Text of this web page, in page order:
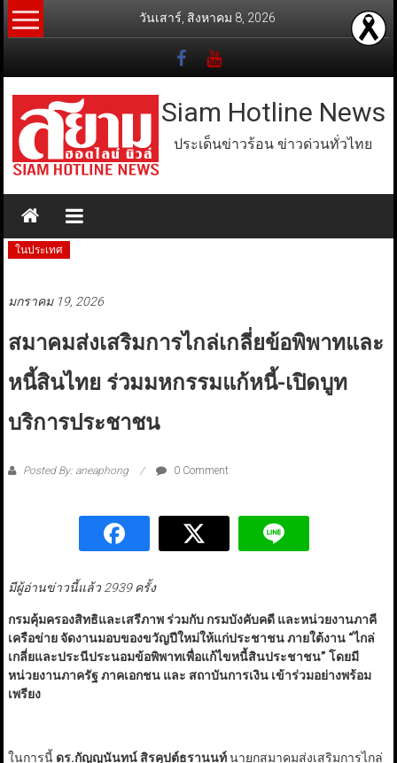
Skip
to
วันเสาร์, สิงหาคม 8, 2026
Siam Hotline News
ประเด็นข่าวร้อน ข่าวด่วนทั่วไทย
ในประเทศ
มกราคม 19, 2026
สมาคมส่งเสริมการไกล่เกลี่ยข้อพิพาทและ
หนี้สินไทย ร่วมมหกรรมแก้หนี้-เปิดบูท
บริการประชาชน
Posted By: aneaphong 0 Comment
มีผู้อ่านข่าวนี้แล้ว 2939 ครั้ง
กรมคุ้มครองสิทธิและเสรีภาพ ร่วมกับ กรมบังคับคดี และหน่วยงานภาคี
เครือข่าย จัดงานมอบของขวัญปีใหม่ให้แก่ประชาชน ภายใต้งาน “ไกล่
เกลี่ยและประนีประนอมข้อพิพาทเพื่อแก้ไขหนี้สินประชาชน” โดยมี
หน่วยงานภาครัฐ ภาคเอกชน และ สถาบันการเงิน เข้าร่วมอย่างพร้อม
เพรียง
ในการนี้ ดร.กัญญนันทน์ สิรคุปต์ธรานนท์นายกสมาคมส่งเสริมการไกล่